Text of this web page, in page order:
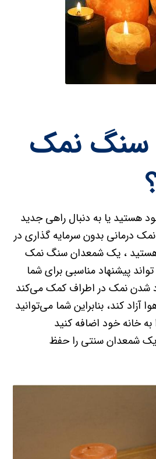
سنگ نمک
هستید یا به دنبال راهی جدید
نمک درمانی بدون سرمایه گذاری در
، یک شمعدان سنگ نمک
پیشنهاد مناسبی برای شما
شدن نمک در اطراف کمک می‌کند
آزاد کند، بنابراین شما می‌توانید
به خانه خود اضافه کنید
یک شمعدان سنتی را حفظ